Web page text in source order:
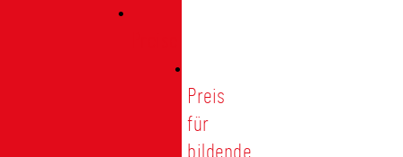
Preis
für
bildende